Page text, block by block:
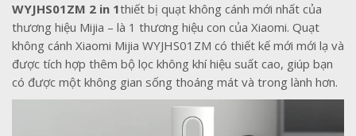
WYJHS01ZM 2 in 1thiết bị quạt không cánh mới nhất của
thương hiệu Mijia – là 1 thương hiệu con của Xiaomi. Quạt
không cánh Xiaomi Mijia WYJHS01ZM có thiết kế mới mới lạ và
được tích hợp thêm bộ lọc không khí hiệu suất cao, giúp bạn
có được một không gian sống thoáng mát và trong lành hơn.